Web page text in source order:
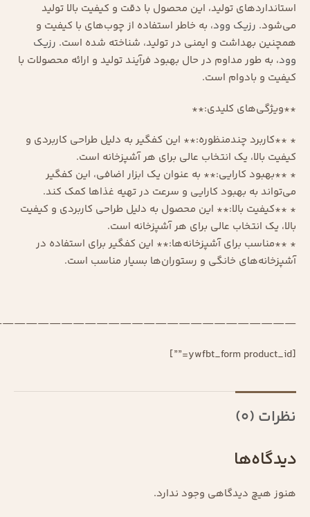
استانداردهای تولید، این محصول با دقت و کیفیت بالا تولید
می‌شود. رزیک وود، به خاطر استفاده از چوب‌های با کیفیت و
همچنین بهداشت و ایمنی در تولید، شناخته شده است. رزیک
وود، به طور مداوم در حال بهبود فرآیند تولید و ارائه محصولات با
کیفیت و بادوام است.
**ویژگی‌های کلیدی:**
* **کاربرد چندمنظوره:** این کفگیر به دلیل طراحی کاربردی و
کیفیت بالا، یک انتخاب عالی برای هر آشپزخانه است.
* **بهبود کارایی:** به عنوان یک ابزار اضافی، این کفگیر
می‌تواند به بهبود کارایی و سرعت در تهیه غذاها کمک کند.
* **کیفیت بالا:** این محصول به دلیل طراحی کاربردی و کیفیت
بالا، یک انتخاب عالی برای هر آشپزخانه است.
* **مناسب برای آشپزخانه‌ها:** این کفگیر برای استفاده در
آشپزخانه‌های خانگی و رستوران‌ها بسیار مناسب است.
[ywfbt_form product_id=””]
نظرات (0)
دیدگاه‌ها
هنوز هیچ دیدگاهی وجود ندارد.